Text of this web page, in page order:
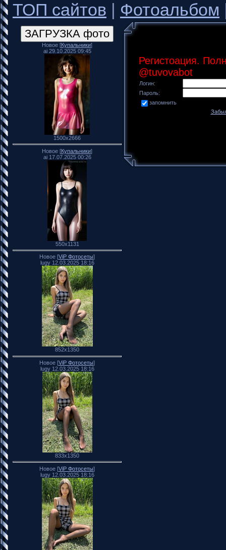
ТОП сайтов | Фотоальбом
Новое [Купальники]
ai 29.10.2025 09:45
1500x2666
Новое [Купальники]
ai 17.07.2025 00:26
550x1131
Новое [ViP Фотосеты]
lugy 12.03.2025 18:16
852x1350
Новое [ViP Фотосеты]
lugy 12.03.2025 18:16
833x1350
Новое [ViP Фотосеты]
lugy 12.03.2025 18:16
Регистоация.
@tuvovabot
Логин:
Пароль:
запомнить